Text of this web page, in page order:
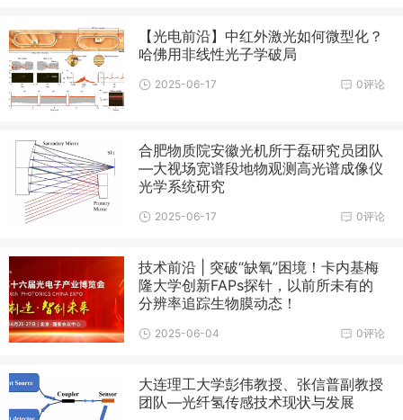
【光电前沿】中红外激光如何微型化？
哈佛用非线性光子学破局
0评论
2025-06-17
合肥物质院安徽光机所于磊研究员团队
—大视场宽谱段地物观测高光谱成像仪
光学系统研究
0评论
2025-06-17
技术前沿 | 突破“缺氧”困境！卡内基梅
隆大学创新FAPs探针，以前所未有的
分辨率追踪生物膜动态！
0评论
2025-06-04
大连理工大学彭伟教授、张信普副教授
团队—光纤氢传感技术现状与发展